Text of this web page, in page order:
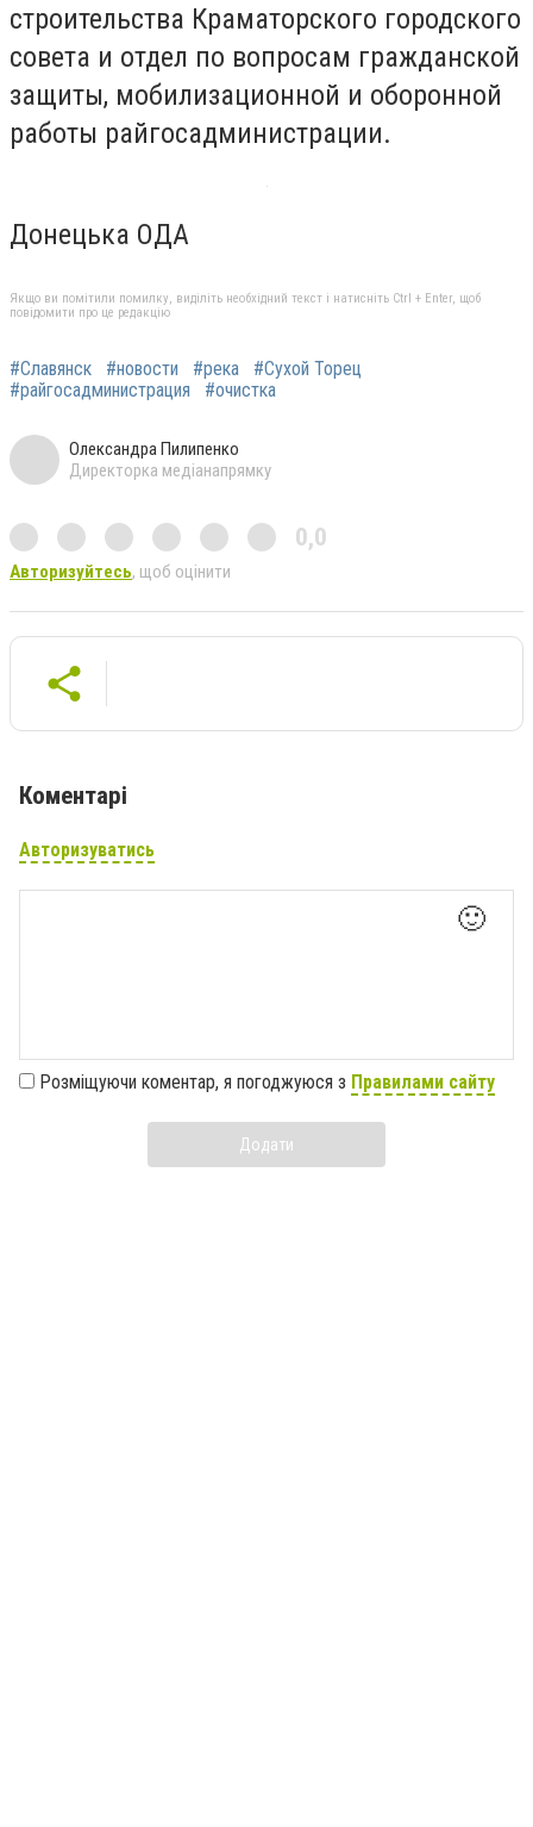
строительства Краматорского городского
совета и отдел по вопросам гражданской
защиты, мобилизационной и оборонной
работы райгосадминистрации.
Донецька ОДА
Якщо ви помітили помилку, виділіть необхідний текст і натисніть Ctrl + Enter, щоб
повідомити про це редакцію
#Славянск #новости #река
#Сухой Торец
#райгосадминистрация
#очистка
Олександра Пилипенко
Директорка медіанапрямку
0,0
Авторизуйтесь, щоб оцінити
Коментарі
Авторизуватись
🙂
Розміщуючи коментар, я погоджуюся з Правилами сайту
Додати